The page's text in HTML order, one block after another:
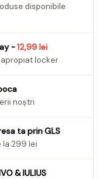
disponibile
-12,99 lei
locker
noștri
ta prin GLS
la 299 lei
& IULIUS